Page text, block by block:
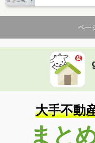
ペー
大手不動
まと